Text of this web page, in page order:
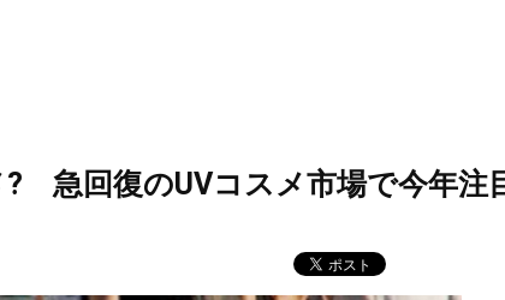
? 急回復のUVコスメ市場で今年注